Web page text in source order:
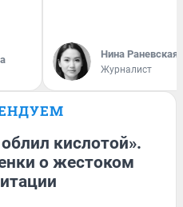
Нина Раневская
Журналист
кислотой».
о жестоком